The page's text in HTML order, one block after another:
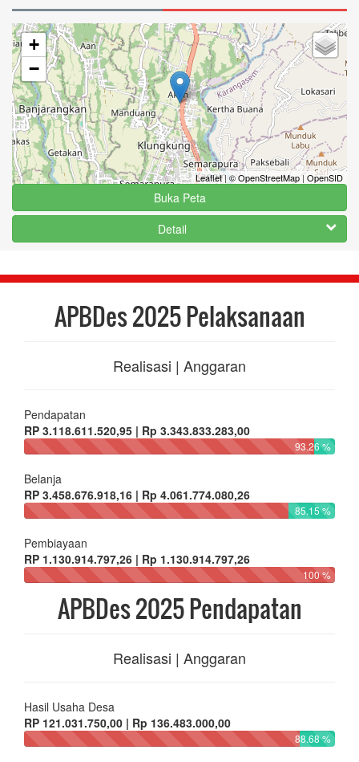
+
−
Leaflet| © OpenStreetMap|OpenSID
Buka Peta
Detail
APBDes 2025 Pelaksanaan
Realisasi | Anggaran
Pendapatan
RP 3.118.611.520,95 | Rp 3.343.833.283,00
93.26 %
Belanja
RP 3.458.676.918,16 | Rp 4.061.774.080,26
85.15 %
Pembiayaan
RP 1.130.914.797,26 | Rp 1.130.914.797,26
100 %
APBDes 2025 Pendapatan
Realisasi | Anggaran
Hasil Usaha Desa
RP 121.031.750,00 | Rp 136.483.000,00
88.68 %